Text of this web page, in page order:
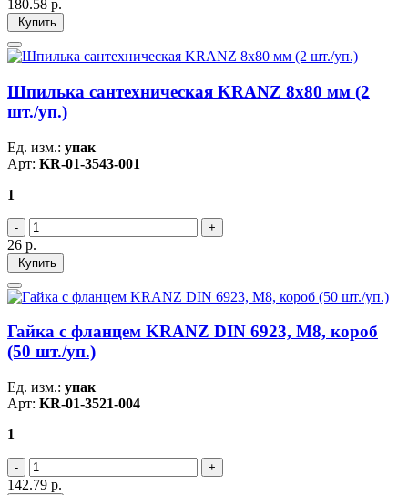
180.58 р.
Купить
Шпилька сантехническая KRANZ 8х80 мм (2
шт./уп.)
Ед. изм.: упак
Арт: KR-01-3543-001
1
26 р.
Купить
Гайка с фланцем KRANZ DIN 6923, M8, короб
(50 шт./уп.)
Ед. изм.: упак
Арт: KR-01-3521-004
1
142.79 р.